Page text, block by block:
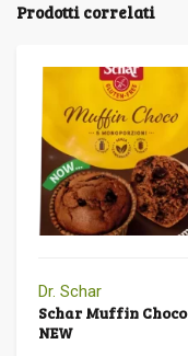
Prodotti correlati
Dr. Schar
Schar Muffin Choco
NEW